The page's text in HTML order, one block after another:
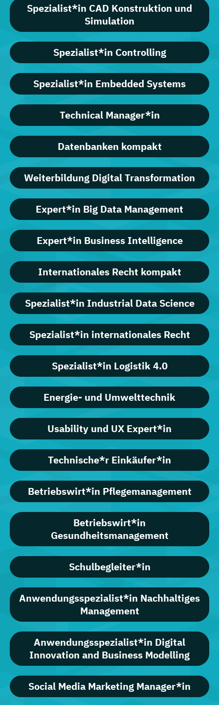
Spezialist*in CAD Konstruktion und
Simulation
Spezialist*in Controlling
Spezialist*in Embedded Systems
Technical Manager*in
Datenbanken kompakt
Weiterbildung Digital Transformation
Expert*in Big Data Management
Expert*in Business Intelligence
Internationales Recht kompakt
Spezialist*in Industrial Data Science
Spezialist*in internationales Recht
Spezialist*in Logistik 4.0
Energie- und Umwelttechnik
Usability und UX Expert*in
Technische*r Einkäufer*in
Betriebswirt*in Pflegemanagement
Betriebswirt*in
Gesundheitsmanagement
Schulbegleiter*in
Anwendungsspezialist*in Nachhaltiges
Management
Anwendungsspezialist*in Digital
Innovation and Business Modelling
Social Media Marketing Manager*in